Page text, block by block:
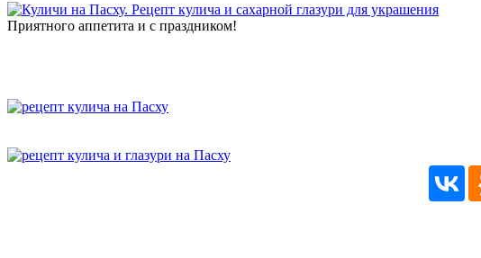
Приятного аппетита и с праздником!